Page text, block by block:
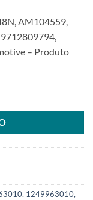
AM104559,
– Produto
1249963010,